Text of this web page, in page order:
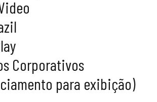
Corporativos
para exibição)